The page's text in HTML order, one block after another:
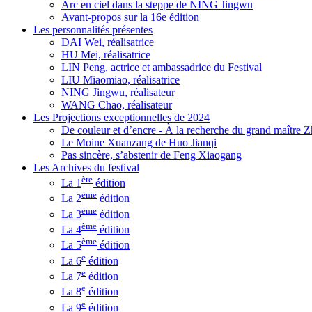
Arc en ciel dans la steppe de NING Jingwu
Avant-propos sur la 16e édition
Les personnalités présentes
DAI Wei, réalisatrice
HU Mei, réalisatrice
LIN Peng, actrice et ambassadrice du Festival
LIU Miaomiao, réalisatrice
NING Jingwu, réalisateur
WANG Chao, réalisateur
Les Projections exceptionnelles de 2024
De couleur et d’encre - À la recherche du grand maître
Le Moine Xuanzang de Huo Jianqi
Pas sincère, s’abstenir de Feng Xiaogang
Les Archives du festival
La 1 ère édition
La 2ème édition
La 3ème édition
La 4ème édition
La 5ème édition
La 6e édition
La 7e édition
La 8e édition
La 9e édition